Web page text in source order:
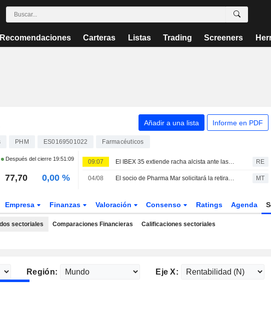
Recomendaciones Carteras Listas Trading Screeners
Añadir a una lista Informe en PDF
PHM ES0169501022 Farmacéuticos
Después del cierre 19:51:09
77,70 0,00 %
09:07 El IBEX 35 extiende racha alcista ante las esperanzas de acuerdo entre EEUU e Irán RE
04/08 El socio de Pharma Mar solicitará la retirada de la indicación para el cáncer de pulmón microcítico en recaída de la etiqueta de Zepzelca en EE. UU. MT
Empresa Finanzas Valoración Consenso Ratings Agenda
sectoriales Comparaciones Financieras Calificaciones sectoriales
Región: Eje X: